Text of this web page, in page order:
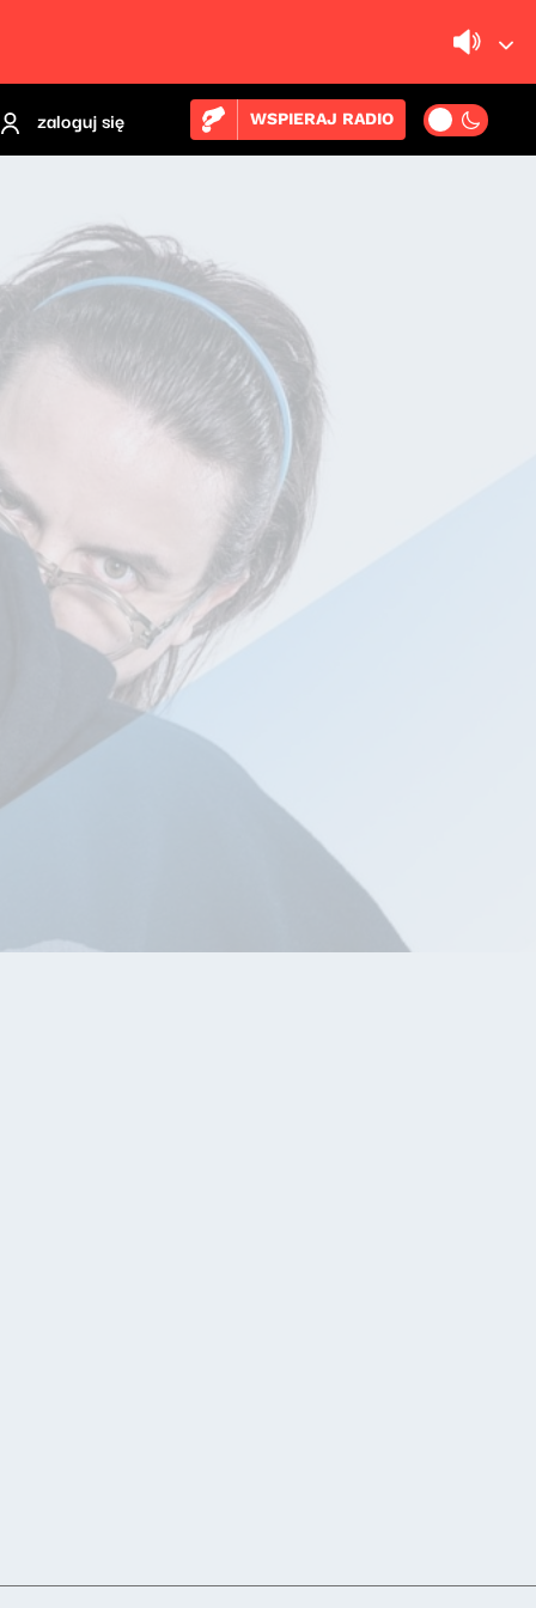
zaloguj się WSPIERAJ RADIO